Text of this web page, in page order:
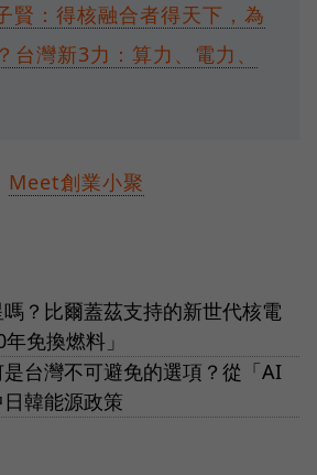
賢：得核融合者得天下，為
台灣新3力：算力、電力、
Meet創業小聚
？比爾蓋茲支持的新世代核電
免換燃料」
是台灣不可避免的選項？從「AI
韓能源政策